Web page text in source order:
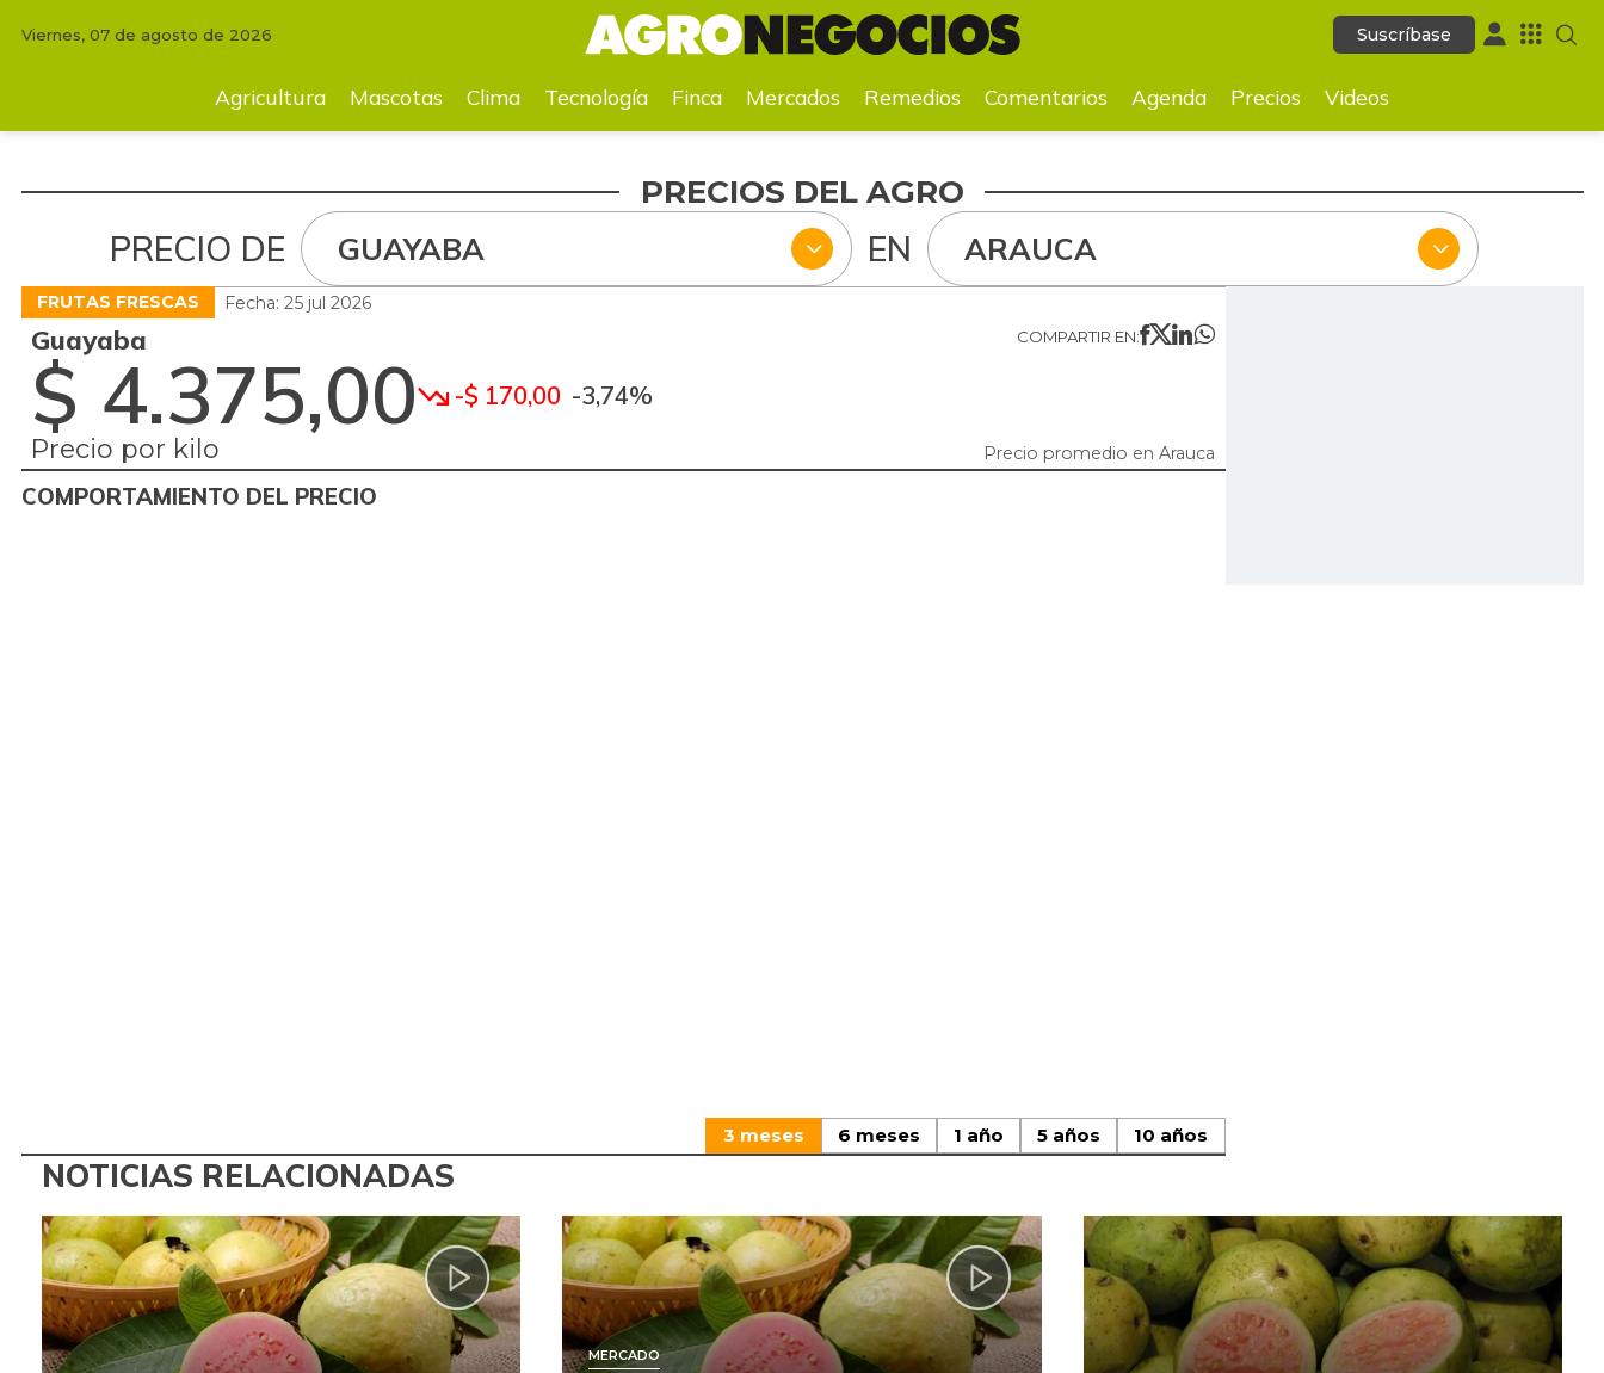
Suscríbase
Mascotas Clima Tecnología Mercados Remedios Comentarios Agenda Precios Videos
Viernes, 07 de agosto de 2026 Suscríbase
Agricultura Mascotas Clima Tecnología Finca Mercados Remedios Comentarios Agenda Precios Videos
PRECIOS DEL AGRO
PRECIO DE GUAYABA EN ARAUCA
FRUTAS FRESCAS Fecha: 25 jul 2026
Guayaba
$ 4.375,00 -$ 170,00 -3,74%
Precio por kilo
COMPARTIR EN:
Precio promedio en Arauca
COMPORTAMIENTO DEL PRECIO
3 meses 6 meses 1 año 5 años 10 años
NOTICIAS RELACIONADAS
MERCADO